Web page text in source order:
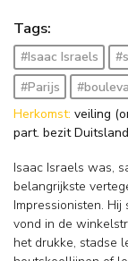
Tags:
#Isaac Israels
#Parijs
Herkomst: veiling
part. bezit
Isaac Israels was,
belangrijkste
Impressionisten.
vond in de
het drukke, stadse